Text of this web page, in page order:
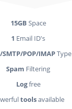
15GB Space
1 Email ID's
POP/IMAPType
Spam Filtering
Logfree
toolsavailable